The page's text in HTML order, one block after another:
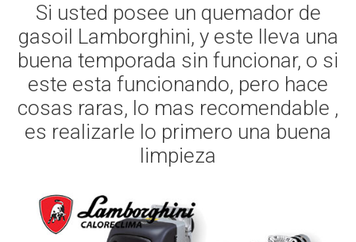
Si usted posee un quemador de
gasoil Lamborghini, y este lleva una
buena temporada sin funcionar, o si
este esta funcionando, pero hace
cosas raras, lo mas recomendable ,
es realizarle lo primero una buena
limpieza